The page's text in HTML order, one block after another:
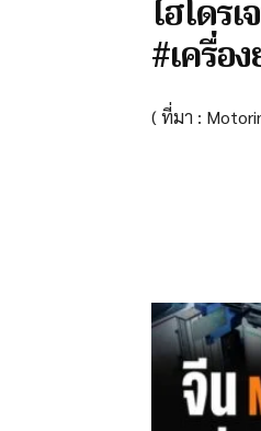
ไฮโดร
#เครื่อ
( ที่มา :